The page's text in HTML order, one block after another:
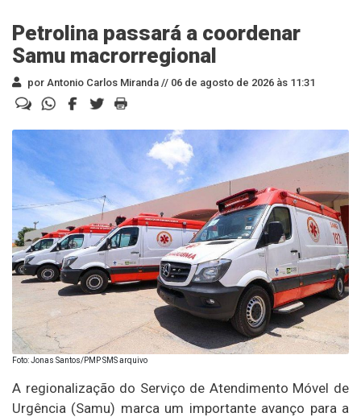
Petrolina passará a coordenar
Samu macrorregional
por Antonio Carlos Miranda // 06 de agosto de 2026 às 11:31
Foto: Jonas Santos/PMP SMS arquivo
A regionalização do Serviço de Atendimento Móvel de
Urgência (Samu) marca um importante avanço para a